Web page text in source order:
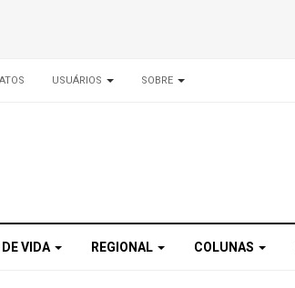
USUÁRIOS SOBRE
VIDA REGIONAL COLUNAS